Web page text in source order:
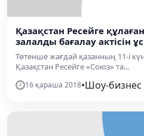
Қазақстан Ресейге
залалды бағалау актісін
Төтенше жағдай қазанның 11-і
Қазақстан Ресейге «Союз» та...
16 қараша 2018•Шоу-бизнес